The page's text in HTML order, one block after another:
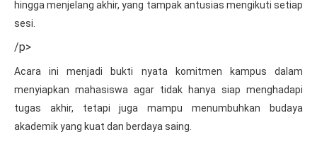
hingga menjelang akhir, yang tampak antusias mengikuti setiap
sesi.
/p>
Acara ini menjadi bukti nyata komitmen kampus dalam
menyiapkan mahasiswa agar tidak hanya siap menghadapi
tugas akhir, tetapi juga mampu menumbuhkan budaya
akademik yang kuat dan berdaya saing.